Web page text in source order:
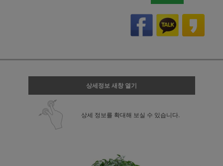
상세정보 새창 열기
상세 정보를 확대해 보실 수 있습니다.